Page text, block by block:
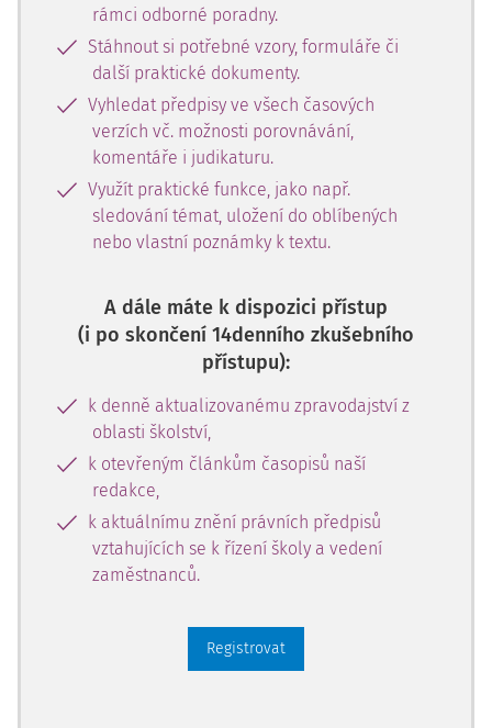
rámci odborné poradny.
Stáhnout si potřebné vzory, formuláře či
další praktické dokumenty.
Vyhledat předpisy ve všech časových
verzích vč. možnosti porovnávání,
komentáře i judikaturu.
Využít praktické funkce, jako např.
sledování témat, uložení do oblíbených
nebo vlastní poznámky k textu.
A dále máte k dispozici přístup
(i po skončení 14denního zkušebního
přístupu):
k denně aktualizovanému zpravodajství z
oblasti školství,
k otevřeným článkům časopisů naší
redakce,
k aktuálnímu znění právních předpisů
vztahujících se k řízení školy a vedení
zaměstnanců.
Registrovat